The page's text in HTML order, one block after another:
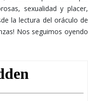
sexualidad y placer,
la lectura del oráculo de
Nos seguimos oyendo